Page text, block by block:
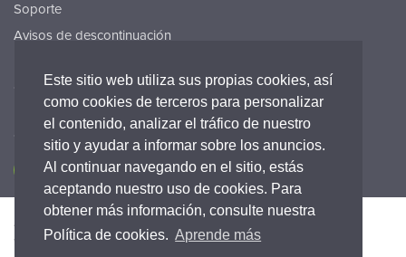
Este sitio web utiliza sus propias cookies, así
como cookies de terceros para personalizar
el contenido, analizar el tráfico de nuestro
sitio y ayudar a informar sobre los anuncios.
Al continuar navegando en el sitio, estás
aceptando nuestro uso de cookies. Para
obtener más información, consulte nuestra
Política de cookies. Aprende más
Soporte
Avisos de descontinuación
Carreras
Conecta con nosotros
Accesibilidad Política de Privacidad
Warranty statement
Términos y condiciones